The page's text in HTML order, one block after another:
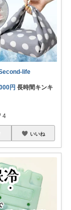
life
円 長時間キンキ
4
いいね